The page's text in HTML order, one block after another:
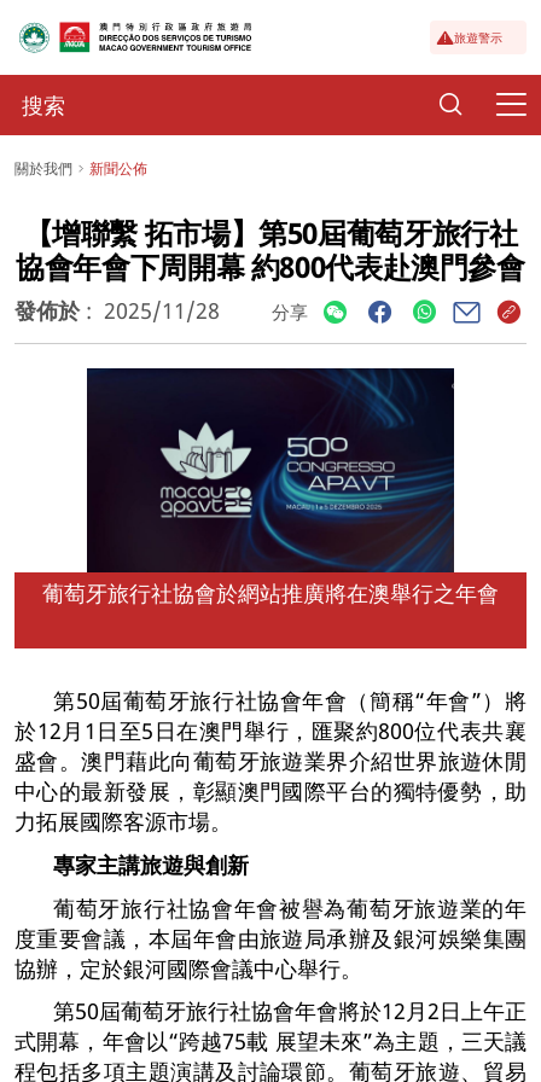
旅遊警示
關於我們 新聞公佈
【增聯繫 拓市場】第50屆葡萄牙旅行社
協會年會下周開幕 約800代表赴澳門參會
發佈於 : 2025/11/28 分享
葡萄牙旅行社協會於網站推廣將在澳舉行之年會
第50屆葡萄牙旅行社協會年會（簡稱“年會”）將
於12月1日至5日在澳門舉行，匯聚約800位代表共襄
盛會。澳門藉此向葡萄牙旅遊業界介紹世界旅遊休閒
中心的最新發展，彰顯澳門國際平台的獨特優勢，助
力拓展國際客源市場。
專家主講旅遊與創新
葡萄牙旅行社協會年會被譽為葡萄牙旅遊業的年
度重要會議，本屆年會由旅遊局承辦及銀河娛樂集團
協辦，定於銀河國際會議中心舉行。
第50屆葡萄牙旅行社協會年會將於12月2日上午正
式開幕，年會以“跨越75載 展望未來”為主題，三天議
程包括多項主題演講及討論環節。葡萄牙旅遊、貿易